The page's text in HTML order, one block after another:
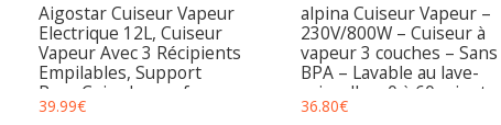
Aigostar Cuiseur Vapeur
Electrique 12L, Cuiseur
Vapeur Avec 3 Récipients
Empilables, Support
Pour Cuire les œufs,
Minuterie de 60 Minutes,
39.99€
alpina Cuiseur Vapeur –
230V/800W – Cuiseur à
vapeur 3 couches – Sans
BPA – Lavable au lave-
vaisselle – 0 à 60 minutes
– Capacité de 9 litres –
36.80€